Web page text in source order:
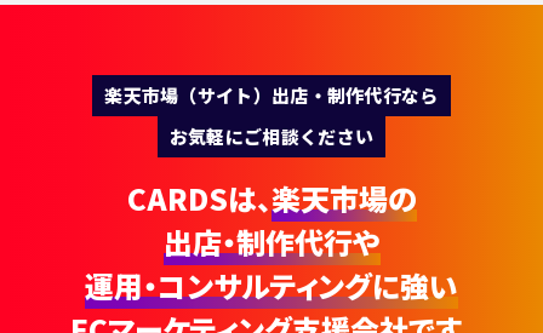
楽天市場（サイト）出店・制作代行なら
お気軽にご相談ください
CARDSは、楽天市場の
出店・制作代行や
運用・コンサルティングに強い